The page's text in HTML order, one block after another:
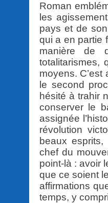
Roman
les
pays et de
qui a en partie
manière de
totalitarismes,
moyens. C’est
le second
hésité à trahir
conserver le
assignée
révolution
beaux
chef du
point-là : avoir
que ce soient
affirmations
temps, y